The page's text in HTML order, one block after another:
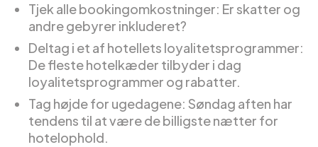
Tjek alle bookingomkostninger: Er skatter og
andre gebyrer inkluderet?
Deltag i et af hotellets loyalitetsprogrammer:
De fleste hotelkæder tilbyder i dag
loyalitetsprogrammer og rabatter.
Tag højde for ugedagene: Søndag aften har
tendens til at være de billigste nætter for
hotelophold.